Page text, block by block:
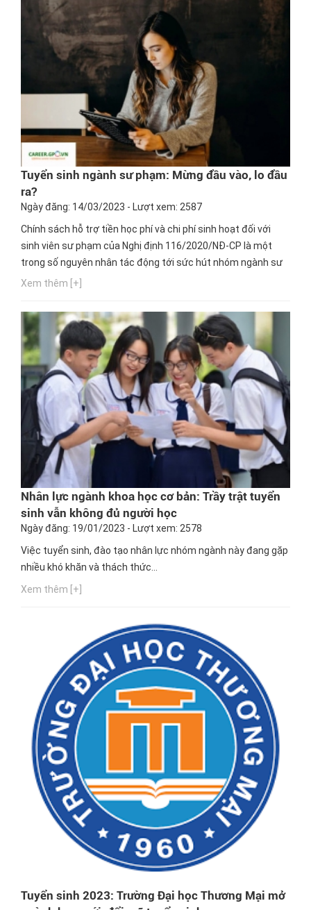
Tuyển sinh ngành sư phạm: Mừng đầu vào, lo đầu
ra?
Ngày đăng: 14/03/2023 - Lượt xem: 2587
Chính sách hỗ trợ tiền học phí và chi phí sinh hoạt đối với
sinh viên sư phạm của Nghị định 116/2020/NĐ-CP là một
trong số nguyên nhân tác động tới sức hút nhóm ngành sư
phạm trong hai mùa tuyển sinh gần đây. Tuy nhiên, khi triển
Xem thêm [+]
Nhân lực ngành khoa học cơ bản: Trầy trật tuyển
sinh vẫn không đủ người học
Ngày đăng: 19/01/2023 - Lượt xem: 2578
Việc tuyển sinh, đào tạo nhân lực nhóm ngành này đang gặp
nhiều khó khăn và thách thức...
Xem thêm [+]
Tuyển sinh 2023: Trường Đại học Thương Mại mở